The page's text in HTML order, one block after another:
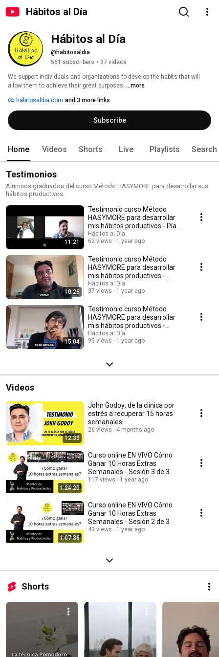
Hábitos al Día
Hábitos al Día
@habitosaldia
561 subscribers • 37 videos
We support individuals and organizations to develop the habits that will
allow them to achieve their great purposes. ...more
habitosaldia.com and 3 more links
Subscribe
Home Videos Shorts Live Playlists Search
Testimonios
Alumnos graduados del curso Método HASYMORE para desarrollar sus
hábitos productivos.
11:21
Testimonio curso Método
HASYMORE para desarrollar
mis hábitos productivos - Pía
Cortez
Hábitos al Día
62 views
1 year ago
10:26
Testimonio curso Método
HASYMORE para desarrollar
mis hábitos productivos -
Rodrigo Jhonson
Hábitos al Día
37 views
1 year ago
15:04
Testimonio curso Método
HASYMORE para desarrollar
mis hábitos productivos -
Eduardo Catalán
Hábitos al Día
95 views
1 year ago
Videos
12:33
John Godoy: de la clínica por
estrés a recuperar 15 horas
semanales
26 views 4 months ago
1:24:20
Curso online EN VIVO Cómo
Ganar 10 Horas Extras
Semanales - Sesión 3 de 3
117 views 1 year ago
1:07:36
Curso online EN VIVO Cómo
Ganar 10 Horas Extras
Semanales - Sesión 2 de 3
43 views 1 year ago
Shorts